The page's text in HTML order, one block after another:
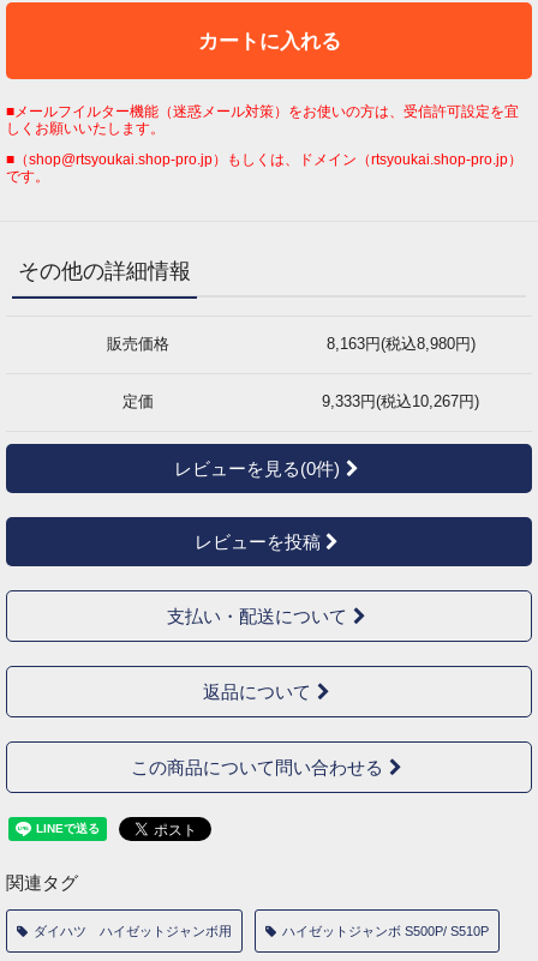
カートに入れる
■メールフイルター機能（迷惑メール対策）をお使いの方は、受信許可設定を宜
しくお願いいたします。
■（shop@rtsyoukai.shop-pro.jp）もしくは、ドメイン（rtsyoukai.shop-pro.jp）
です。
その他の詳細情報
販売価格 8,163円(税込8,980円)
定価 9,333円(税込10,267円)
レビューを見る(0件)
レビューを投稿
支払い・配送について
返品について
この商品について問い合わせる
関連タグ
ダイハツ ハイゼットジャンボ用 ハイゼットジャンボ S500P/ S510P